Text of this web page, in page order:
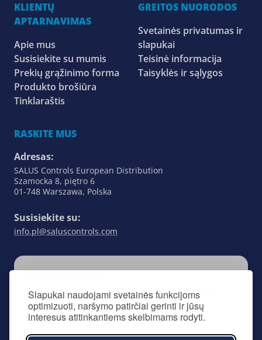
Slapukai naudojami svetainės funkcijoms
optimizuoti, naršymo patirčiai gerinti ir jūsų
interesus atitinkantiems skelbimams rodyti.
KLIENTŲ
APTARNAVIMAS
Apie mus
Susisiekite su mumis
Prekių grąžinimo forma
Produkto brošiūra
Tinklaraštis
GREITOS NUORODOS
Svetainės privatumas ir
slapukai
Teisinė informacija
Taisyklės ir sąlygos
RASKITE MUS
Adresas:
SALUS Controls European Distribution
Szamocka 8, piętro 6
01-748 Warszawa, Polska
Susisiekite su:
info.pl@saluscontrols.com
Prenumeruodami mūsų naujienlaiškį, sekite
viską, kas susiję su „SALUS Controls”.